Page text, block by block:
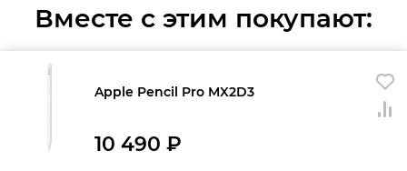
Вместе с этим покупают:
Apple Pencil Pro MX2D3
10 490 ₽